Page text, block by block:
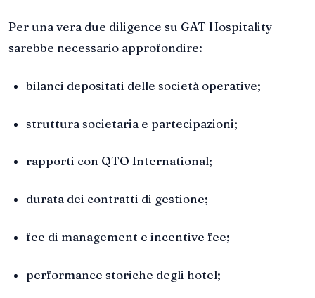
Per una vera due diligence su GAT Hospitality
sarebbe necessario approfondire:
bilanci depositati delle società operative;
struttura societaria e partecipazioni;
rapporti con QTO International;
durata dei contratti di gestione;
fee di management e incentive fee;
performance storiche degli hotel;